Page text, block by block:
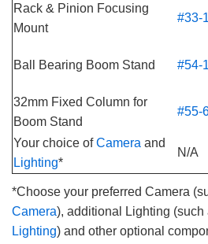
Rack & Pinion Focusing
Mount
#33-
Ball Bearing Boom Stand #54-
32mm Fixed Column for
Boom Stand
#55-
Your choice ofCamera and
Lighting*
N/A
*Choose your preferred Camera
Camera), additional Lighting (such
Lighting) and other optional